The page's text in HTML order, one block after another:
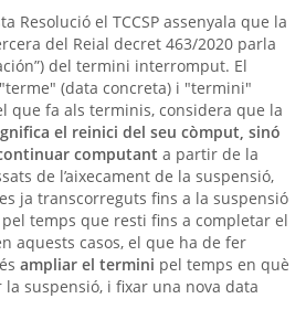
Resolució el TCCSP assenyala que la
del Reial decret 463/2020 parla
del termini interromput. El
(data concreta) i "termini"
que fa als terminis, considera que la
el reinici del seu còmput, sinó
computant a partir de la
de l’aixecament de la suspensió,
ja transcorreguts fins a la suspensió
temps que resti fins a completar el
aquests casos, el que ha de fer
ampliar el termini pel temps en què
suspensió, i fixar una nova data